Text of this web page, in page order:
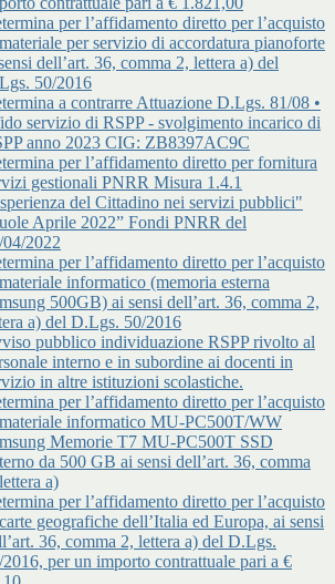
per l’affidamento diretto per l’acquisto
per servizio di accordatura pianoforte
dell’art. 36, comma 2, lettera a) del
50/2016
a contrarre Attuazione D.Lgs. 81/08 •
servizio di RSPP - svolgimento incarico di
anno 2023 CIG: ZB8397AC9C
per l’affidamento diretto per fornitura
gestionali PNRR Misura 1.4.1
del Cittadino nei servizi pubblici"
Aprile 2022” Fondi PNRR del
04/2022
per l’affidamento diretto per l’acquisto
informatico (memoria esterna
500GB) ai sensi dell’art. 36, comma 2,
a) del D.Lgs. 50/2016
pubblico individuazione RSPP rivolto al
interno e in subordine ai docenti in
in altre istituzioni scolastiche.
per l’affidamento diretto per l’acquisto
informatico MU-PC500T/WW
Memorie T7 MU-PC500T SSD
da 500 GB ai sensi dell’art. 36, comma
a)
per l’affidamento diretto per l’acquisto
geografiche dell’Italia ed Europa, ai sensi
36, comma 2, lettera a) del D.Lgs.
2016, per un importo contrattuale pari a €